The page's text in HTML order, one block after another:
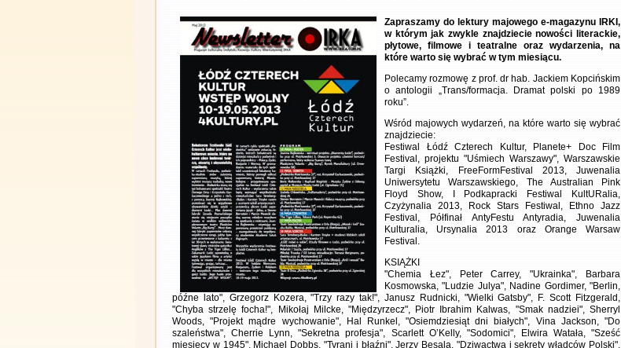
Zapraszamy do lektury majowego e-magazynu IRKI,
w którym jak zwykle znajdziecie nowości literackie,
płytowe, filmowe i teatralne oraz wydarzenia, na
które warto się wybrać w tym miesiącu.
Polecamy rozmowę z prof. dr hab. Jackiem Kopcińskim
o antologii „Trans/formacja. Dramat polski po 1989
roku”.
Wśród majowych wydarzeń, na które warto się wybrać
znajdziecie:
Festiwal Łódź Czterech Kultur, Planete+ Doc Film
Festival, projektu "Uśmiech Warszawy", Warszawskie
Targi Książki, FreeFormFestival 2013, Juwenalia
Uniwersytetu Warszawskiego, The Australian Pink
Floyd Show, I Podkapracki Festiwal KultURalia,
Czyżynalia 2013, Rock Stars Festiwal, Ethno Jazz
Festival, Półfinał AntyFestu Antyradia, Juwenalia
Kulturalia, Ursynalia 2013 oraz Orange Warsaw
Festival.
KSIĄŻKI
"Chemia Łez", Peter Carrey, "Ukrainka", Barbara
Kosmowska, "Ludzie Julya", Nadine Gordimer, "Berlin,
późne lato", Grzegorz Kozera, "Trzy razy tak!", Janusz Rudnicki, "Wielki Gatsby", F. Scott Fitzgerald,
"Chyba strzelę focha!", Mikołaj Milcke, "Międzyrzecz", Piotr Ibrahim Kalwas, "Smak nadziei", Sherryl
Woods, "Projekt mądre wychowanie", Hal Runkel, "Osiemdziesiąt dni białych", Vina Jackson, "Do
szaleństwa", Cherrie Lynn, "Sekretna profesja", Scarlett O’Kelly, "Sodomici", Elwira Watała, "Sześć
miesięcy w 1945", Michael Dobbs, "Tyrani i błaźni", Jerzy Besala, "Dziwactwa i sekrety władców Polski",